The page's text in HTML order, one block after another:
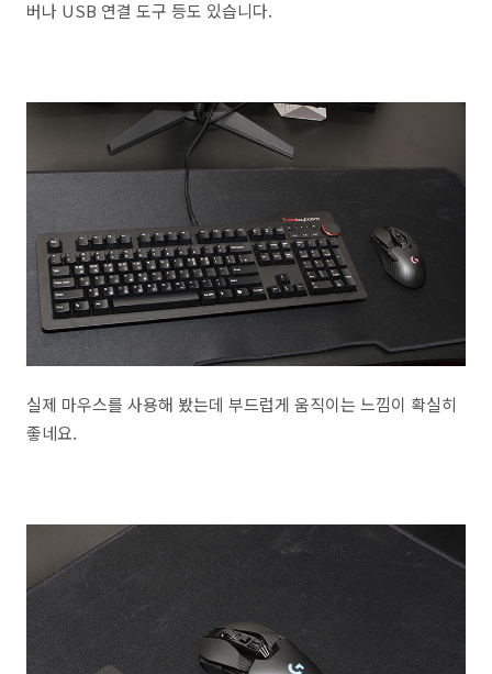
버나 USB 연결 도구 등도 있습니다.
실제 마우스를 사용해 봤는데 부드럽게 움직이는 느낌이 확실히
좋네요.